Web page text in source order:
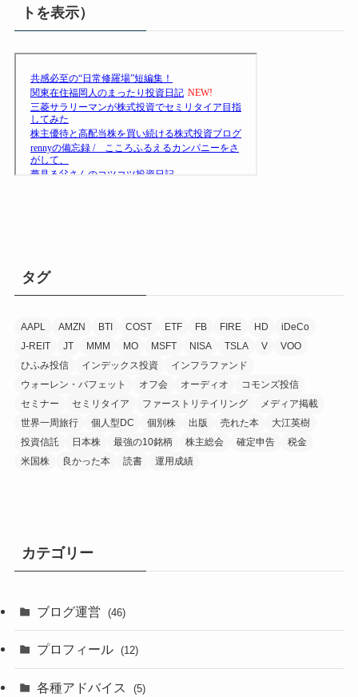
トを表示）
タグ
AAPL AMZN BTI COST ETF FB FIRE HD
iDeCo
J-REIT
JT MMM MO MSFT NISA TSLA V
VOO
ひふみ投信
インデックス投資
インフラファンド
ウォーレン・バフェット
オフ会 オーディオ
コモンズ投信
セミナー
セミリタイア ファーストリテイリング
メディア掲載
世界一周旅行
個人型DC 個別株 出版 売れた本
大江英樹
投資信託
日本株 最強の10銘柄 株主総会 確定申告
税金
米国株
良かった本 読書 運用成績
カテゴリー
ブログ運営 (46)
プロフィール (12)
各種アドバイス (5)